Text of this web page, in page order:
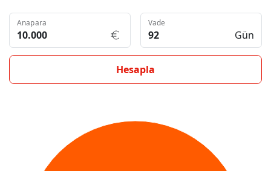
Anapara Vade
Gün
Hesapla